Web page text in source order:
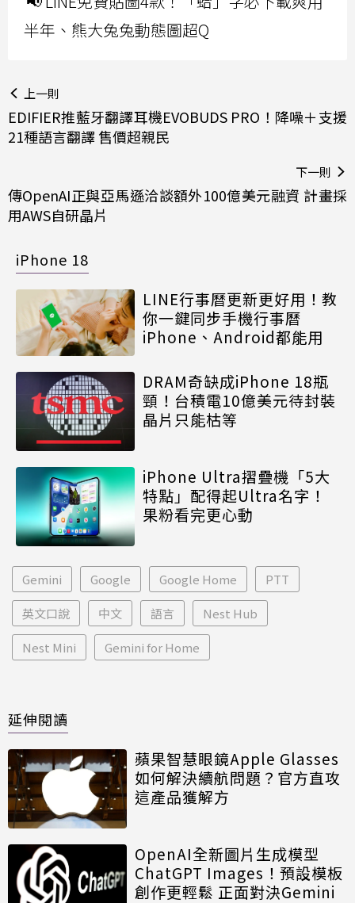
半年、熊大兔兔動態圖超Q
上一則
EDIFIER推藍牙翻譯耳機EVOBUDS PRO！降噪＋支援
21種語言翻譯 售價超親民
下一則
傳OpenAI正與亞馬遜洽談額外100億美元融資 計畫採
用AWS自研晶片
iPhone 18
LINE行事曆更新更好用！教
你一鍵同步手機行事曆
iPhone、Android都能用
DRAM奇缺成iPhone 18瓶
頸！台積電10億美元待封裝
晶片只能枯等
iPhone Ultra摺疊機「5大
特點」配得起Ultra名字！
果粉看完更心動
Gemini Google Google Home PTT
英文口說 中文 語言 Nest Hub
Nest Mini Gemini for Home
延伸閱讀
蘋果智慧眼鏡Apple Glasses
如何解決續航問題？官方直攻
這產品獲解方
OpenAI全新圖片生成模型
ChatGPT Images！預設模板
創作更輕鬆 正面對決Gemini